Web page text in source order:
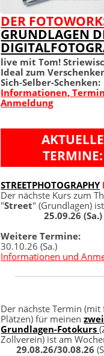
MEIN PERFEKTES
AUFLAGE
100 TIPPS UND
AUFLAGE
DER
GRUNDLAGEN
live mit Tom!
Ideal zum
Sich-Selber-Schenken:
Informationen,
Anmeldung
AKTUELLE
TERMINE:
STREETPHOTOGRAPHY
Der nächste Kurs zum
"Street" (Grundlagen)
25.09.26 (Sa.)
Weitere Termine:
30.10.26 (Sa.)
Informationen und
Der nächste Termin (mit
Plätzen) für meinen
Grundlagen-Fotokurs
Zollverein) ist am
29.08.26/30.08.26